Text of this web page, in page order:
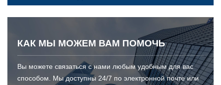
КАК МЫ МОЖЕМ ВАМ ПОМОЧЬ
Вы можете связаться с нами любым удобным для вас
способом. Мы доступны 24/7 по электронной почте или